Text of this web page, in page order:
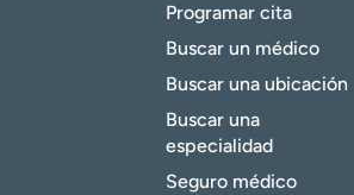
Programar cita
Buscar un médico
Buscar una ubicación
Buscar una
especialidad
Seguro médico